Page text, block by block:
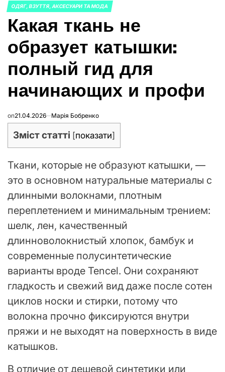
ОПУБЛИКОВАНО
В
ОДЯГ, ВЗУТТЯ, АКСЕСУАРИ ТА МОДА
Какая ткань не
образует катышки:
полный гид для
начинающих и профи
on21.04.2026 Марія Бобренко
Зміст статті [показати]
Ткани, которые не образуют катышки, —
это в основном натуральные материалы с
длинными волокнами, плотным
переплетением и минимальным трением:
шелк, лен, качественный
длинноволокнистый хлопок, бамбук и
современные полусинтетические
варианты вроде Tencel. Они сохраняют
гладкость и свежий вид даже после сотен
циклов носки и стирки, потому что
волокна прочно фиксируются внутри
пряжи и не выходят на поверхность в виде
катышков.
В отличие от дешевой синтетики или